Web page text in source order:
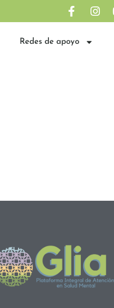
Redes de apoyo